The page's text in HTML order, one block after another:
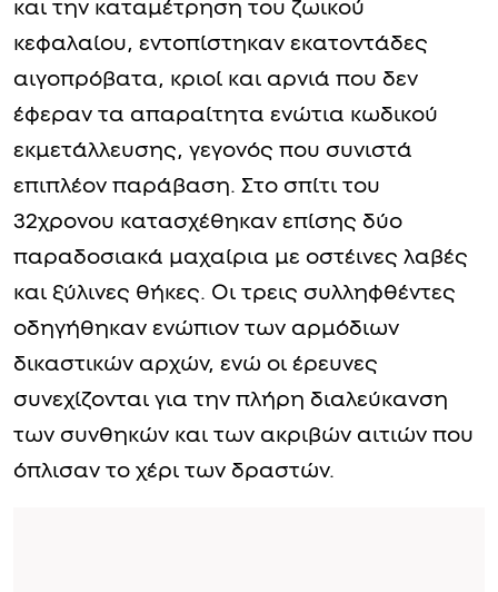
και την καταμέτρηση του ζωικού
κεφαλαίου, εντοπίστηκαν εκατοντάδες
αιγοπρόβατα, κριοί και αρνιά που δεν
έφεραν τα απαραίτητα ενώτια κωδικού
εκμετάλλευσης, γεγονός που συνιστά
επιπλέον παράβαση. Στο σπίτι του
32χρονου κατασχέθηκαν επίσης δύο
παραδοσιακά μαχαίρια με οστέινες λαβές
και ξύλινες θήκες. Οι τρεις συλληφθέντες
οδηγήθηκαν ενώπιον των αρμόδιων
δικαστικών αρχών, ενώ οι έρευνες
συνεχίζονται για την πλήρη διαλεύκανση
των συνθηκών και των ακριβών αιτιών που
όπλισαν το χέρι των δραστών.